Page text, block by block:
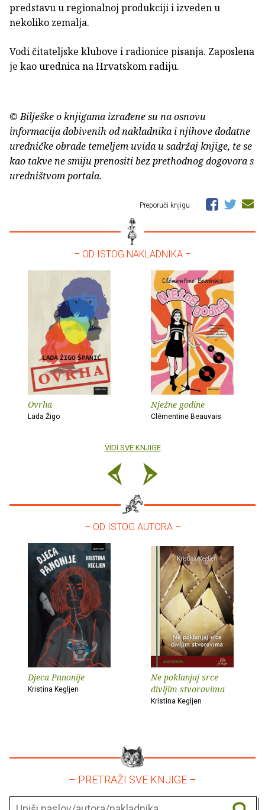
predstavu u regionalnoj produkciji i izveden u
nekoliko zemalja.
Vodi čitateljske klubove i radionice pisanja. Zaposlena
je kao urednica na Hrvatskom radiju.
© Bilješke o knjigama izrađene su na osnovu
informacija dobivenih od nakladnika i njihove dodatne
uredničke obrade temeljem uvida u sadržaj knjige, te se
kao takve ne smiju prenositi bez prethodnog dogovora s
uredništvom portala.
Preporuči knjigu
– OD ISTOG NAKLADNIKA –
Ovrha
Lada Žigo
Nježne godine
Clémentine Beauvais
VIDI SVE KNJIGE
– OD ISTOG AUTORA –
Djeca Panonije
Kristina Kegljen
Ne poklanjaj srce
divljim stvorovima
Kristina Kegljen
– PRETRAŽI SVE KNJIGE –